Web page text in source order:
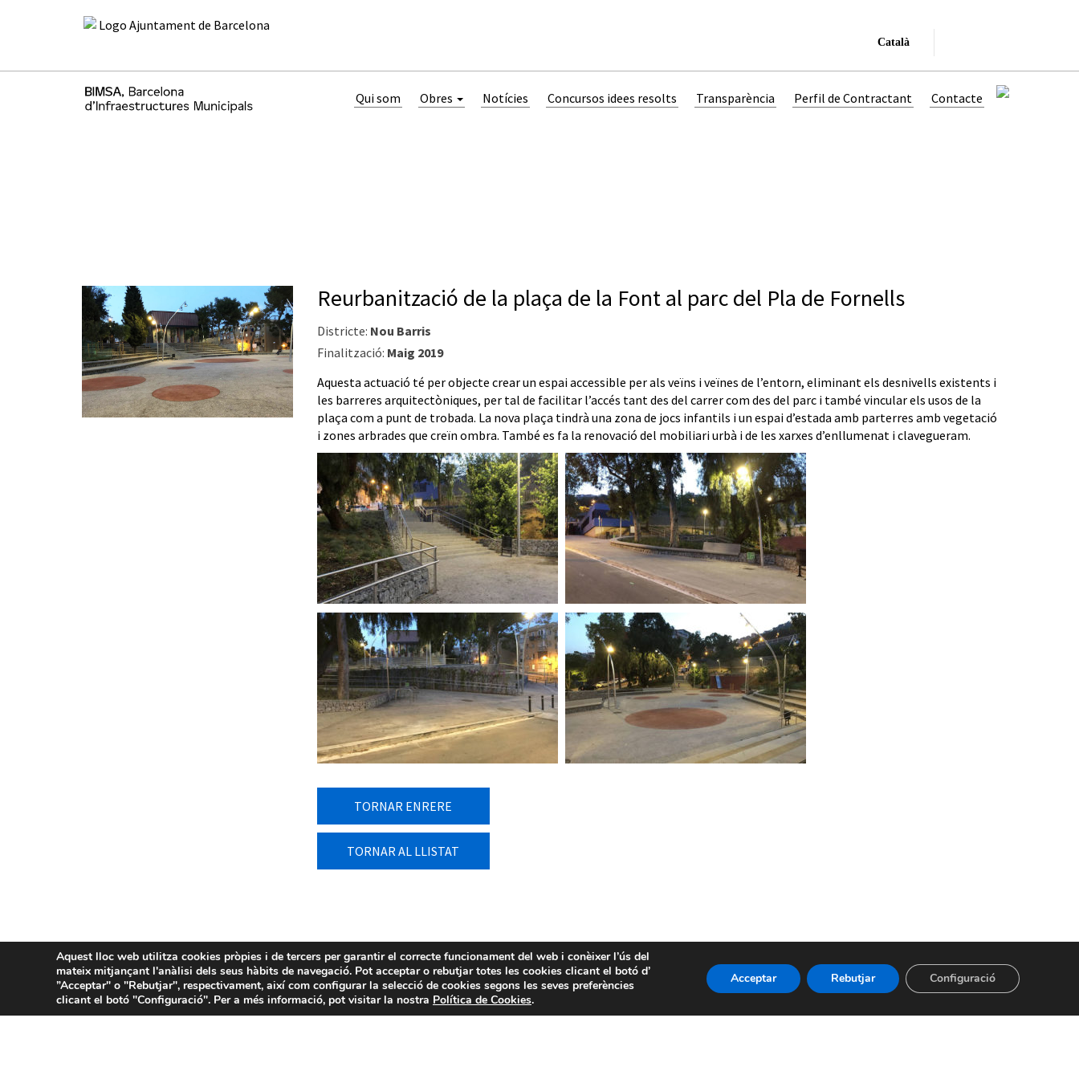
Català
Qui som Obres Notícies Concursos idees resolts Transparència Perfil de Contractant Contacte
Reurbanització de la plaça de la Font al parc del Pla de Fornells
Districte: Nou Barris
Finalització: Maig 2019
Aquesta actuació té per objecte crear un espai accessible per als veïns i veïnes de l’entorn, eliminant els desnivells existents i
les barreres arquitectòniques, per tal de facilitar l’accés tant des del carrer com des del parc i també vincular els usos de la
plaça com a punt de trobada. La nova plaça tindrà una zona de jocs infantils i un espai d’estada amb parterres amb vegetació
i zones arbrades que creïn ombra. També es fa la renovació del mobiliari urbà i de les xarxes d’enllumenat i clavegueram.
TORNAR ENRERE
TORNAR AL LLISTAT
Aquest lloc web utilitza cookies pròpies i de tercers per garantir el correcte funcionament del web i conèixer l’ús del
mateix mitjançant l'anàlisi dels seus hàbits de navegació. Pot acceptar o rebutjar totes les cookies clicant el botó d’
”Acceptar" o "Rebutjar", respectivament, així com configurar la selecció de cookies segons les seves preferències
clicant el botó "Configuració". Per a més informació, pot visitar la nostra Política de Cookies.
Acceptar Rebutjar Configuració